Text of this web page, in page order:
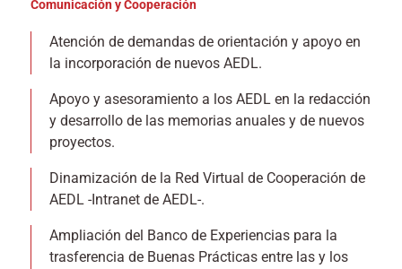
Comunicación y Cooperación
Atención de demandas de orientación y apoyo en
la incorporación de nuevos AEDL.
Apoyo y asesoramiento a los AEDL en la redacción
y desarrollo de las memorias anuales y de nuevos
proyectos.
Dinamización de la Red Virtual de Cooperación de
AEDL -Intranet de AEDL-.
Ampliación del Banco de Experiencias para la
trasferencia de Buenas Prácticas entre las y los